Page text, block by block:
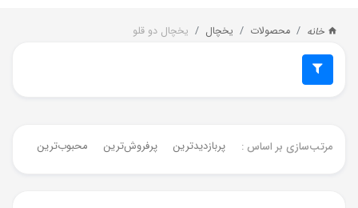
خانه محصولات یخچال یخچال دو قلو
مرتب‌سازی بر اساس : پربازدیدترین پرفروش‌ترین‌ محبوب‌ترین